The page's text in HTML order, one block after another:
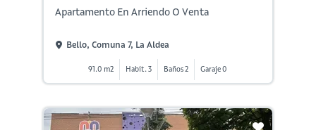
Apartamento En Arriendo O Venta
Bello, Comuna 7, La Aldea
91.0 m2 Habit. 3 Baños 2 Garaje 0